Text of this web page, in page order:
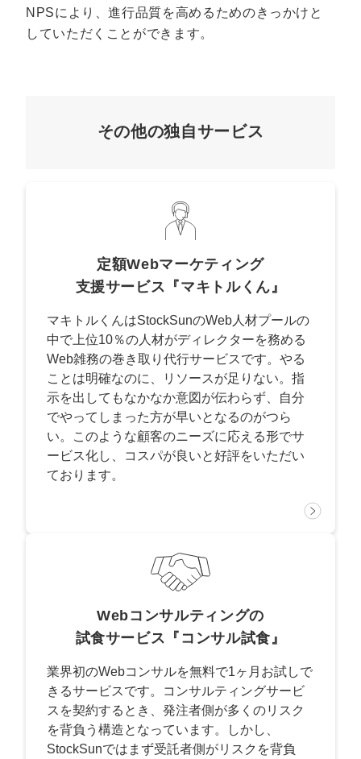
NPSにより、進行品質を高めるためのきっかけと
していただくことができます。
その他の独自サービス
定額Webマーケティング
支援サービス『マキトルくん』
マキトルくんはStockSunのWeb人材プールの
中で上位10％の人材がディレクターを務める
Web雑務の巻き取り代行サービスです。やる
ことは明確なのに、リソースが足りない。指
示を出してもなかなか意図が伝わらず、自分
でやってしまった方が早いとなるのがつら
い。このような顧客のニーズに応える形でサ
ービス化し、コスパが良いと好評をいただい
ております。
Webコンサルティングの
試食サービス『コンサル試食』
業界初のWebコンサルを無料で1ヶ月お試しで
きるサービスです。コンサルティングサービ
スを契約するとき、発注者側が多くのリスク
を背負う構造となっています。しかし、
StockSunではまず受託者側がリスクを背負